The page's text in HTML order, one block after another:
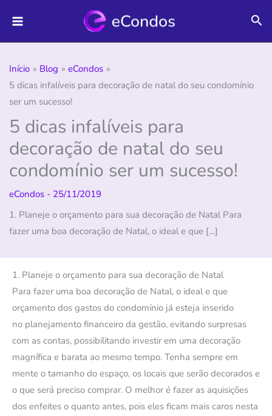
para
o
Início Blog
eCondos
5 dicas infalíveis para decoração de natal do seu condomínio
ser um sucesso!
5 dicas infalíveis para
decoração de natal do seu
condomínio ser um sucesso!
eCondos - 25/11/2019
1. Planeje o orçamento para sua decoração de Natal Para
fazer uma boa decoração de Natal, o ideal e que […]
1. Planeje o orçamento para sua decoração de Natal
Para fazer uma boa decoração de Natal, o ideal e que
orçamento dos gastos do condomínio já esteja inserido
no planejamento financeiro da gestão, evitando surpresas
com as contas, possibilitando investir em uma decoração
magnífica e barata ao mesmo tempo. Tenha sempre em
mente o tamanho do espaço, os locais que serão decorados e
o que será preciso comprar. O melhor é fazer as aquisições
dos enfeites o quanto antes, pois eles ficam mais caros nesta